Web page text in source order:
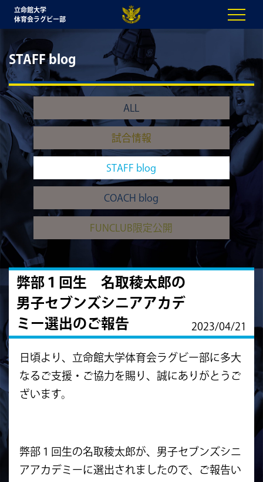
立命館大学
体育会ラグビー部
STAFF blog
ALL
試合情報
STAFF blog
COACH blog
FUNCLUB限定公開
弊部１回生 名取稜太郎の
男子セブンズシニアアカデ
ミー選出のご報告
2023/04/21
日頃より、立命館大学体育会ラグビー部に多大
なるご支援・ご協力を賜り、誠にありがとうご
ざいます。
弊部１回生の名取稜太郎が、男子セブンズシニ
アアカデミーに選出されましたので、ご報告い